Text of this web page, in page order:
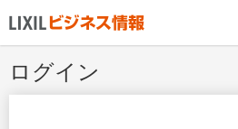
ログイン